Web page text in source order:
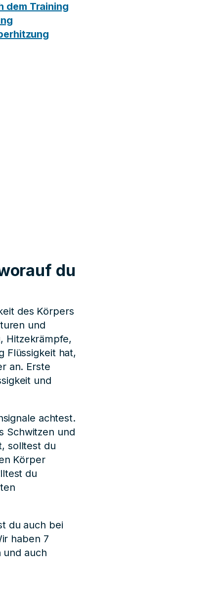
dem Training
du
des Körpers
und
Hitzekrämpfe,
Flüssigkeit hat,
an. Erste
und
achtest.
Schwitzen und
solltest du
Körper
du
du auch bei
haben 7
und auch